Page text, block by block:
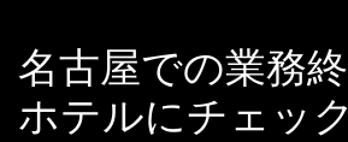
名古屋での業務終
ホテルにチェッ